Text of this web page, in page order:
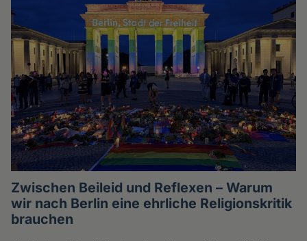
Zwischen Beileid und Reflexen – Warum
wir nach Berlin eine ehrliche Religionskritik
brauchen